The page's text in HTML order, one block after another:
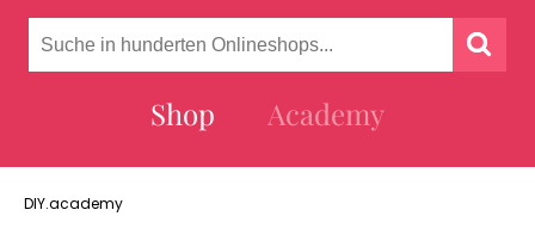
Shop Academy
DIY.academy